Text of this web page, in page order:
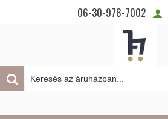
06-30-978-7002